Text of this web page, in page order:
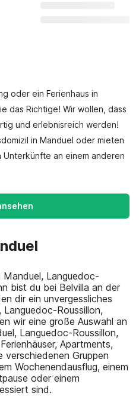
oder ein Ferienhaus in
das Richtige! Wir wollen, dass
und erlebnisreich werden!
in Manduel oder mieten
an einem anderen
Manduel, Languedoc-
bist du bei Belvilla an der
dir ein unvergessliches
Languedoc-Roussillon,
wir eine große Auswahl an
Languedoc-Roussillon,
Apartments,
verschiedenen Gruppen
Wochenendausflug, einem
oder einem
sind.